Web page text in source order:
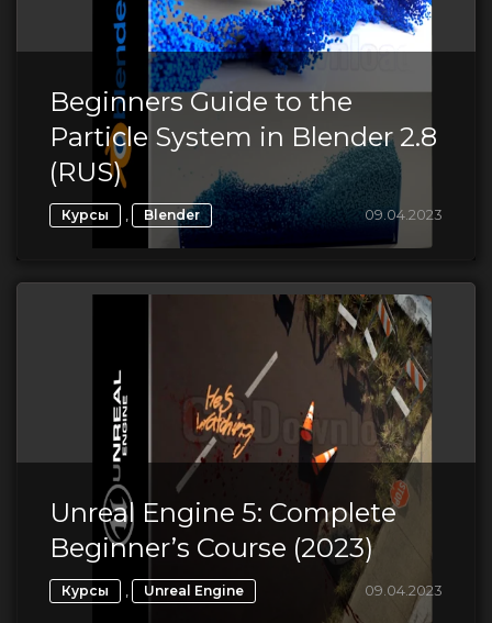
Beginners Guide to the
Particle System in Blender 2.8
(RUS)
Курсы , Blender 09.04.2023
Unreal Engine 5: Complete
Beginner’s Course (2023)
Курсы , Unreal Engine 09.04.2023